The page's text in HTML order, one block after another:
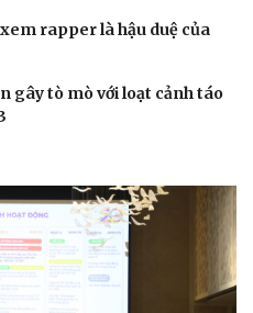
Kể chuyện cho bé
rapper là hậu duệ của
gây tò mò với loạt cảnh táo